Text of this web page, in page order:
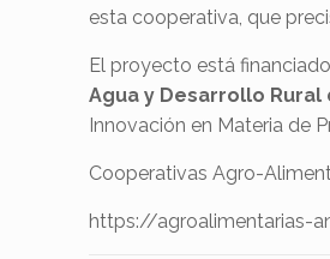
esta cooperativa, que
El proyecto está
Agua y Desarrollo
Innovación en Materia de
Cooperativas Agro-
https://agroalimentarias-